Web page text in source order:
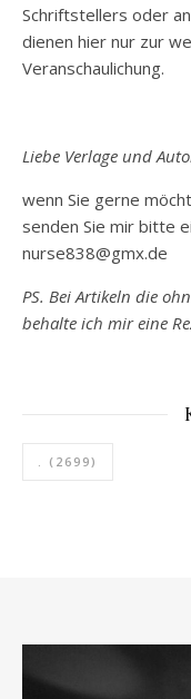
Schriftstellers oder
dienen hier nur zur
Veranschaulichung.
Liebe Verlage und
wenn Sie gerne
senden Sie mir bitte
nurse838@gmx.de
PS. Bei Artikeln die
behalte ich mir eine
. (2699)